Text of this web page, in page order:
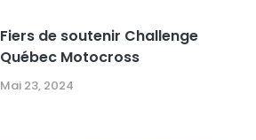
Mai 23, 2024
Fiers de soutenir Challenge
Québec Motocross